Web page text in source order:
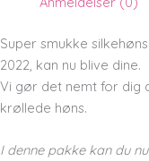
Super smukke
2022, kan nu blive dine.
Vi gør det nemt for dig
krøllede høns.
I denne pakke kan du